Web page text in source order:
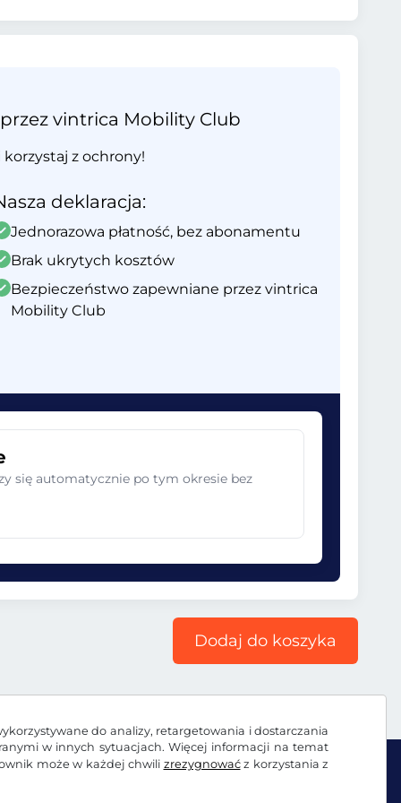
do analizy, retargetowania i dostarczania
w innych sytuacjach. Więcej informacji na temat
może w każdej chwili zrezygnowaćz korzystania z
vintrica Mobility Club
z ochrony!
deklaracja:
Jednorazowa płatność, bez abonamentu
Brak ukrytych kosztów
Bezpieczeństwo zapewniane przez vintrica
Mobility Club
się automatycznie po tym okresie bez
Dodaj do koszyka